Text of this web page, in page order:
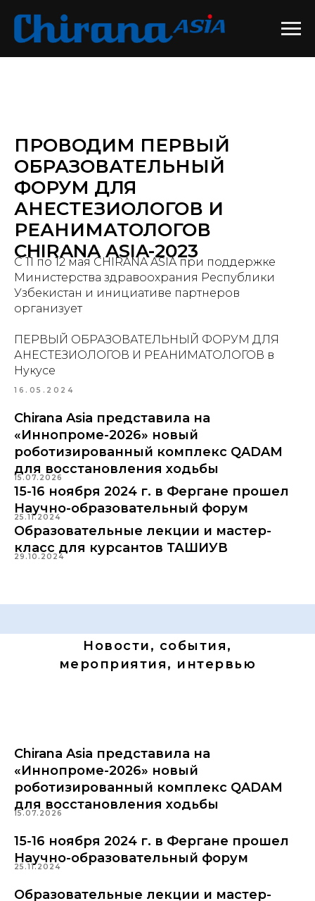
ПРОВОДИМ ПЕРВЫЙ
ОБРАЗОВАТЕЛЬНЫЙ
ФОРУМ ДЛЯ
АНЕСТЕЗИОЛОГОВ И
РЕАНИМАТОЛОГОВ
СHIRANA ASIA-2023
C 11 по 12 мая CHIRANA ASIA при поддержке
Министерства здравоохрания Республики
Узбекистан и инициативе партнеров
организует
ПЕРВЫЙ ОБРАЗОВАТЕЛЬНЫЙ ФОРУМ ДЛЯ
АНЕСТЕЗИОЛОГОВ И РЕАНИМАТОЛОГОВ в
Нукусе
16.05.2024
Chirana Asia представила на
«Иннопроме-2026» новый
роботизированный комплекс QADAM
для восстановления ходьбы
15.07.2026
15-16 ноября 2024 г. в Фергане прошел
Научно-образовательный форум
25.11.2024
Образовательные лекции и мастер-
класс для курсантов ТАШИУВ
29.10.2024
Новости, события,
мероприятия, интервью
Chirana Asia представила на
«Иннопроме-2026» новый
роботизированный комплекс QADAM
для восстановления ходьбы
15.07.2026
15-16 ноября 2024 г. в Фергане прошел
Научно-образовательный форум
25.11.2024
Образовательные лекции и мастер-